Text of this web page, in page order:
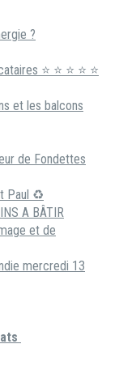
?
⭐ ⭐ ⭐ ⭐ ⭐
et les balcons
de Fondettes
Paul ♻️
A BÂTIR
et de
mercredi 13